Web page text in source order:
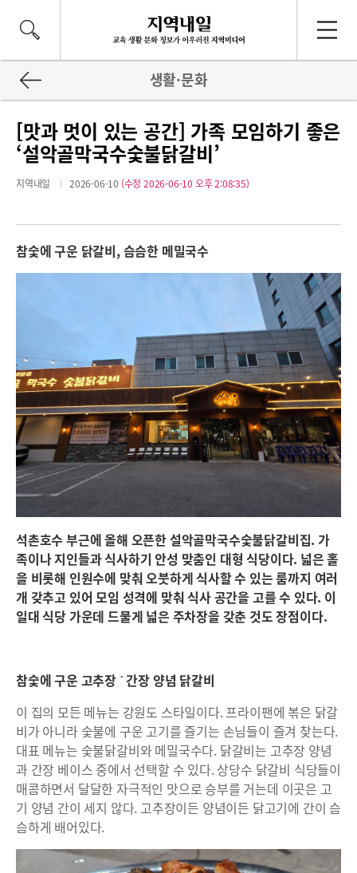
생활·문화
[맛과 멋이 있는 공간] 가족 모임하기 좋은
‘설악골막국수숯불닭갈비’
지역내일 2026-06-10 (수정 2026-06-10 오후 2:08:35)
참숯에 구운 닭갈비, 슴슴한 메밀국수
석촌호수 부근에 올해 오픈한 설악골막국수숯불닭갈비집. 가
족이나 지인들과 식사하기 안성 맞춤인 대형 식당이다. 넓은 홀
을 비롯해 인원수에 맞춰 오붓하게 식사할 수 있는 룸까지 여러
개 갖추고 있어 모임 성격에 맞춰 식사 공간을 고를 수 있다. 이
일대 식당 가운데 드물게 넓은 주차장을 갖춘 것도 장점이다.
참숯에 구운 고추장 ˙ 간장 양념 닭갈비
이 집의 모든 메뉴는 강원도 스타일이다. 프라이팬에 볶은 닭갈
비가 아니라 숯불에 구운 고기를 즐기는 손님들이 즐겨 찾는다.
대표 메뉴는 숯불닭갈비와 메밀국수다. 닭갈비는 고추장 양념
과 간장 베이스 중에서 선택할 수 있다. 상당수 닭갈비 식당들이
매콤하면서 달달한 자극적인 맛으로 승부를 거는데 이곳은 고
기 양념 간이 세지 않다. 고추장이든 양념이든 닭고기에 간이 슴
슴하게 배어있다.